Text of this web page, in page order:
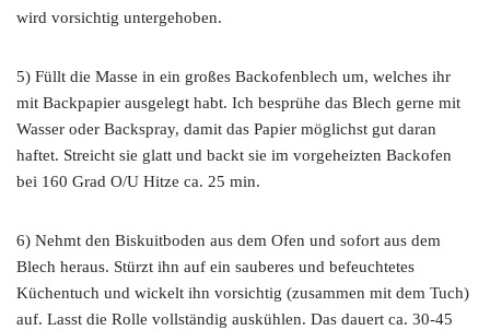
wird vorsichtig untergehoben.
5) Füllt die Masse in ein großes Backofenblech um, welches ihr
mit Backpapier ausgelegt habt. Ich besprühe das Blech gerne mit
Wasser oder Backspray, damit das Papier möglichst gut daran
haftet. Streicht sie glatt und backt sie im vorgeheizten Backofen
bei 160 Grad O/U Hitze ca. 25 min.
6) Nehmt den Biskuitboden aus dem Ofen und sofort aus dem
Blech heraus. Stürzt ihn auf ein sauberes und befeuchtetes
Küchentuch und wickelt ihn vorsichtig (zusammen mit dem Tuch)
auf. Lasst die Rolle vollständig auskühlen. Das dauert ca. 30-45